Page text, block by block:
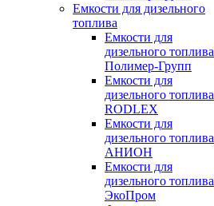
Емкости для дизельного
топлива
Емкости для
дизельного топлива
Полимер-Групп
Емкости для
дизельного топлива
RODLEX
Емкости для
дизельного топлива
АНИОН
Емкости для
дизельного топлива
ЭкоПром